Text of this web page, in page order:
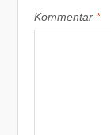
Kommentar *